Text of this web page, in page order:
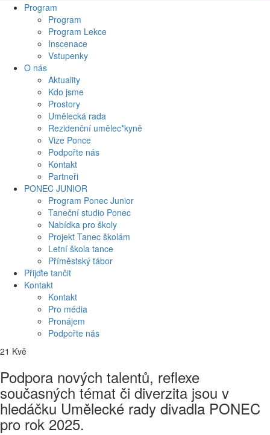
Program
Program
Program Lekce
Inscenace
Vstupenky
O nás
Aktuality
Kdo jsme
Prostory
Umělecká rada
Rezidenční umělec*kyně
Vize Ponce
Podpořte nás
Kontakt
Partneři
PONEC JUNIOR
Program Ponec Junior
Taneční studio Ponec
Nabídka pro školy
Projekt Tanec školám
Letní škola tance
Příměstský tábor
Přijďte tančit
Kontakt
Kontakt
Pro média
Pronájem
Podpořte nás
21 Kvě
Podpora nových talentů, reflexe
současných témat či diverzita jsou v
hledáčku Umělecké rady divadla PONEC
pro rok 2025.